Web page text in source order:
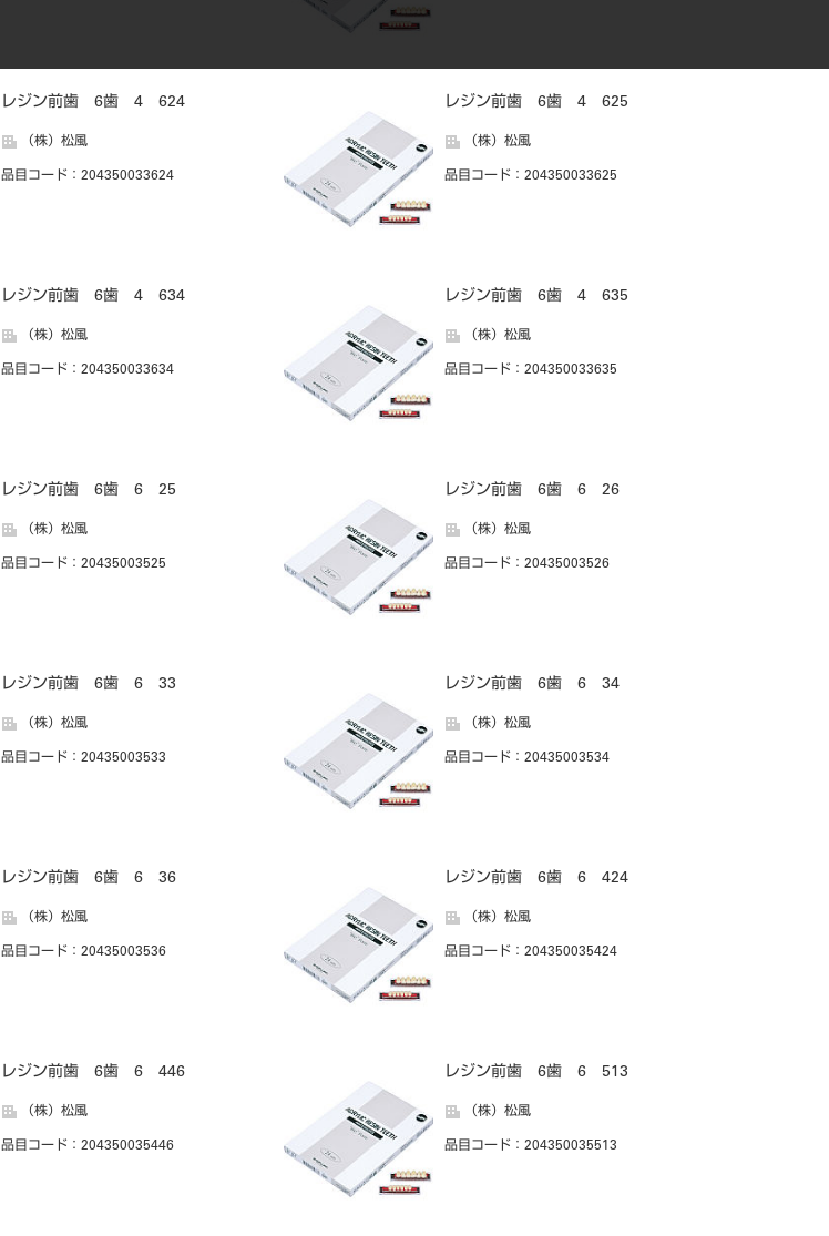
レジン前歯 6歯 4 624
（株）松風
品目コード ：204350033624
レジン前歯 6歯 4 625
（株）松風
品目コード ：204350033625
レジン前歯 6歯 4 634
（株）松風
品目コード ：204350033634
レジン前歯 6歯 4 635
（株）松風
品目コード ：204350033635
レジン前歯 6歯 6 25
（株）松風
品目コード ：20435003525
レジン前歯 6歯 6 26
（株）松風
品目コード ：20435003526
レジン前歯 6歯 6 33
（株）松風
品目コード ：20435003533
レジン前歯 6歯 6 34
（株）松風
品目コード ：20435003534
レジン前歯 6歯 6 36
（株）松風
品目コード ：20435003536
レジン前歯 6歯 6 424
（株）松風
品目コード ：204350035424
レジン前歯 6歯 6 446
（株）松風
品目コード ：204350035446
レジン前歯 6歯 6 513
（株）松風
品目コード ：204350035513